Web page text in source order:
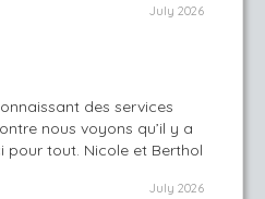
July 2026
des services
nous voyons qu’il y a
pour tout. Nicole et Berthol
July 2026